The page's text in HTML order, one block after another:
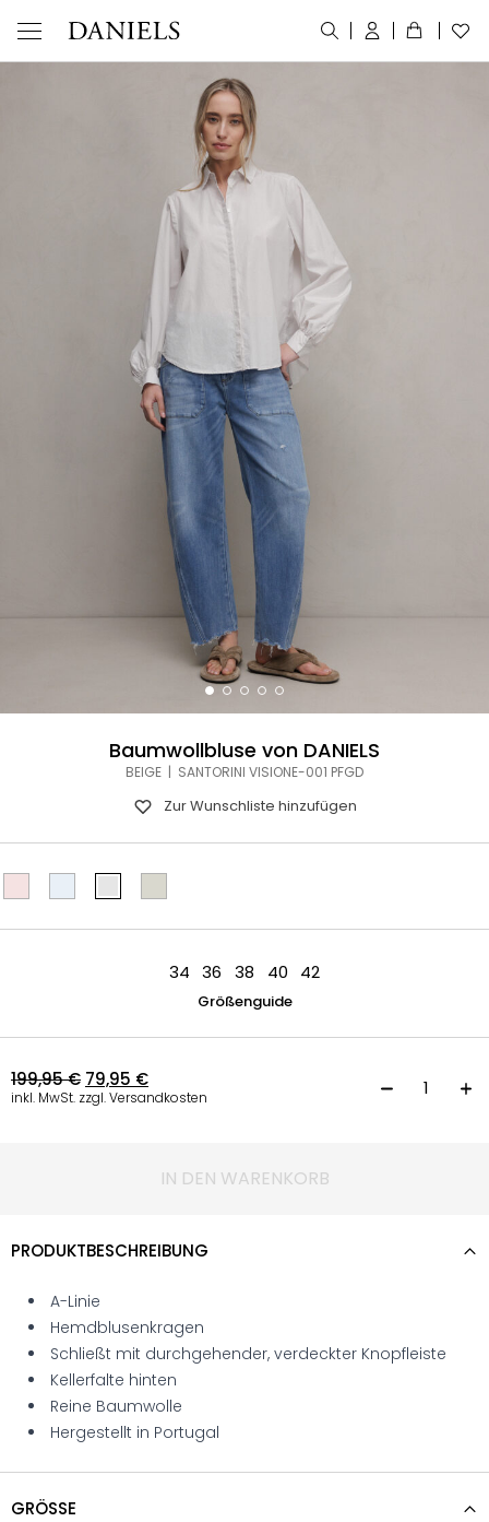
Baumwollbluse von DANIELS
BEIGE | SANTORINI VISIONE-001 PFGD
Zur Wunschliste hinzufügen
34 36 38 40 42
Größenguide
199,95€ 79,95 €
inkl. MwSt. zzgl. Versandkosten
IN DEN WARENKORB
PRODUKTBESCHREIBUNG
A-Linie
Hemdblusenkragen
Schließt mit durchgehender, verdeckter Knopfleiste
Kellerfalte hinten
Reine Baumwolle
Hergestellt in Portugal
GRÖSSE